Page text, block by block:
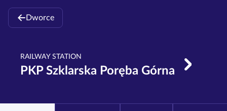
Dworce
RAILWAY STATION
PKP Szklarska Poręba Górna